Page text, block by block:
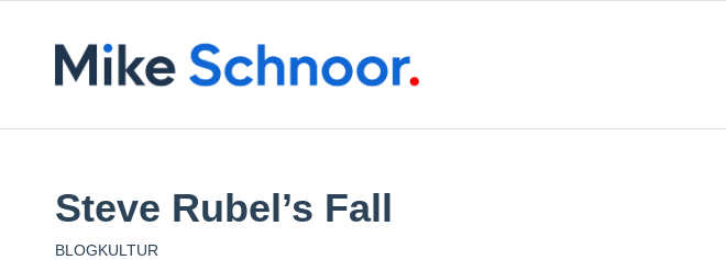
Steve Rubel’s Fall
BLOGKULTUR